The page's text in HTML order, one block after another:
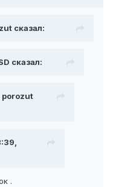
сказал:
сказал:
porozut
.